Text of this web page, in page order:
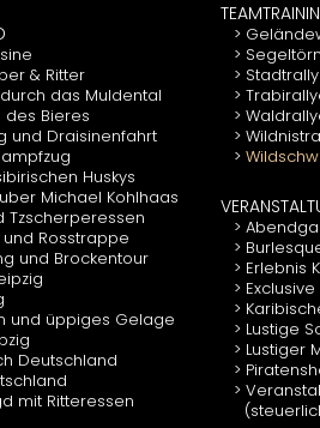
& Ritter
das Muldental
des Bieres
und Draisinenfahrt
Huskys
Michael Kohlhaas
Tzscherperessen
Rosstrappe
und Brockentour
und üppiges Gelage
Deutschland
mit Ritteressen
Erlebnis
Lustige
Lustiger